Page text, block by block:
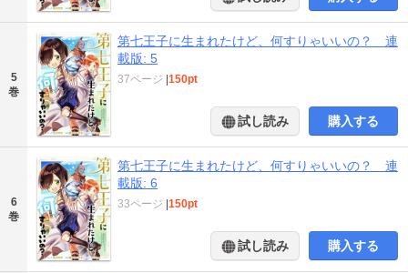
5
巻
第七王子に生まれたけど、何すりゃいいの？ 連
載版: 5
37ページ |150pt
試し読み 購入する
6
巻
第七王子に生まれたけど、何すりゃいいの？ 連
載版: 6
33ページ |150pt
試し読み 購入する